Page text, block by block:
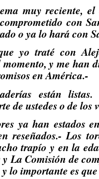
muy reciente, el
con
o ya lo hará con
yo traté con
y me han
en América.-
están listas.
de ustedes o de los
ya han estados
reseñados.- Los
trapío y en la
y La Comisión de
lo importante es